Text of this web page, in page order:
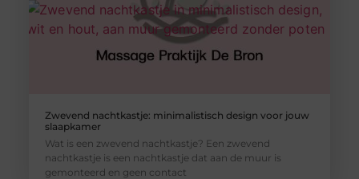
Zwevend nachtkastje: minimalistisch design voor jouw
slaapkamer
Wat is een zwevend nachtkastje? Een zwevend
nachtkastje is een nachtkastje dat aan de muur is
gemonteerd en geen contact